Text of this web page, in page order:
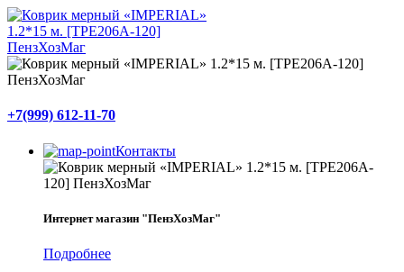
+7(999) 612-11-70
Контакты
Интернет магазин "ПензХозМаг"
Подробнее